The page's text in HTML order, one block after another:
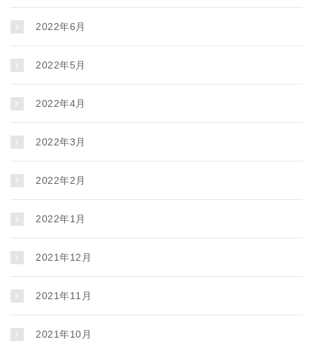
2022年6月
2022年5月
2022年4月
2022年3月
2022年2月
2022年1月
2021年12月
2021年11月
2021年10月